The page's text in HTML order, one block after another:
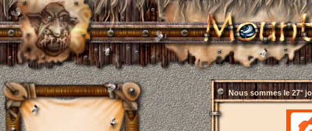
Nous sommes le 27°